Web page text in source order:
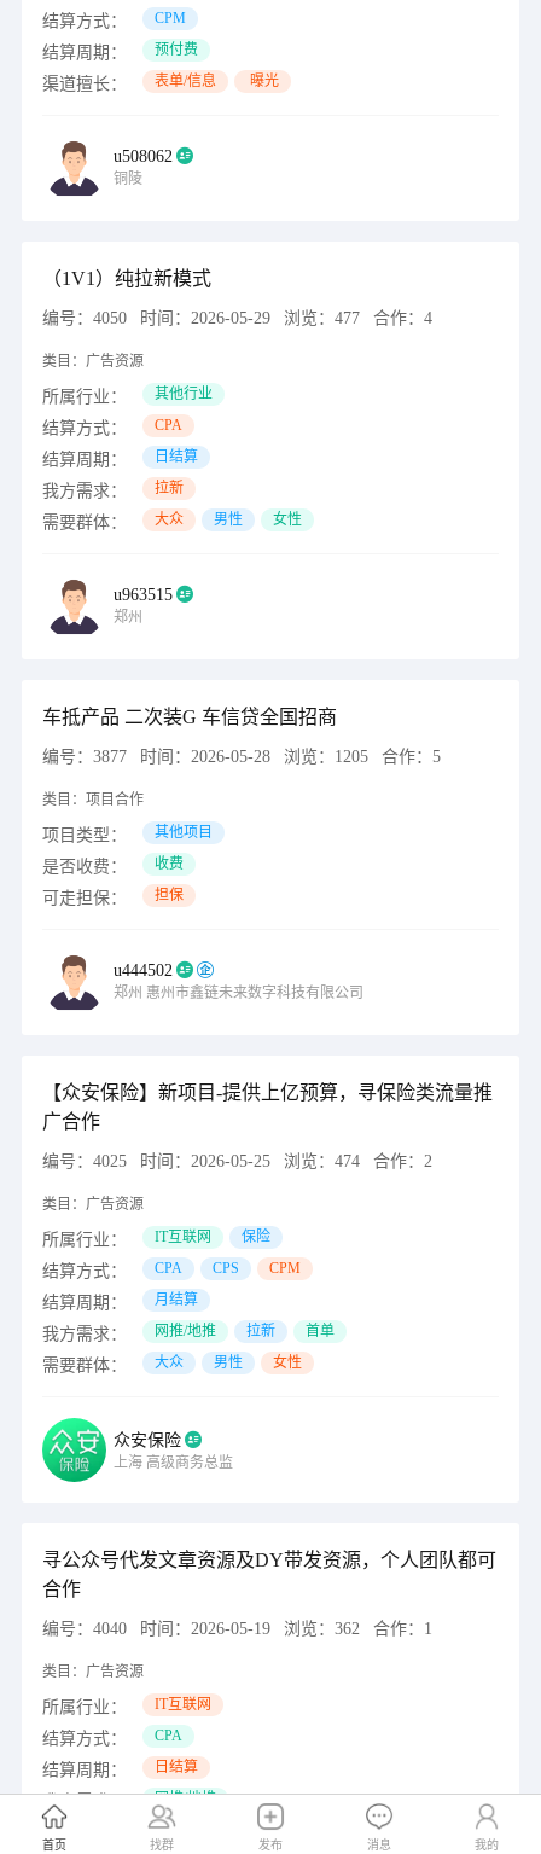
结算方式： CPM
结算周期： 预付费
渠道擅长： 表单/信息 曝光
u508062
铜陵
（1V1）纯拉新模式
编号： 4050 时间： 2026-05-29 浏览： 477 合作： 4
类目： 广告资源
所属行业： 其他行业
结算方式： CPA
结算周期： 日结算
我方需求： 拉新
需要群体： 大众 男性 女性
u963515
郑州
车抵产品 二次装G 车信贷全国招商
编号： 3877 时间： 2026-05-28 浏览： 1205 合作： 5
类目： 项目合作
项目类型： 其他项目
是否收费： 收费
可走担保： 担保
u444502
郑州 惠州市鑫链未来数字科技有限公司
【众安保险】新项目-提供上亿预算，寻保险类流量推
广合作
编号： 4025 时间： 2026-05-25 浏览： 474 合作： 2
类目： 广告资源
所属行业： IT互联网 保险
结算方式： CPA CPS CPM
结算周期： 月结算
我方需求： 网推/地推 拉新 首单
需要群体： 大众 男性 女性
众安保险
上海 高级商务总监
寻公众号代发文章资源及DY带发资源，个人团队都可
合作
编号： 4040 时间： 2026-05-19 浏览： 362 合作： 1
类目： 广告资源
所属行业： IT互联网
结算方式： CPA
结算周期： 日结算
我方需求： 网推/地推
需要群体： 大众
首页 找群 发布 消息 我的